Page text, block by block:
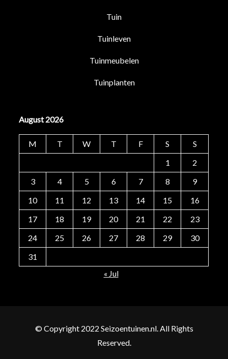
Tuin
Tuinleven
Tuinmeubelen
Tuinplanten
August 2026
M T W T F S
S
1
2
3
4 5 6 7 8
9
10
11 12 13 14 15
16
17
18 19 20 21 22
23
24
25 26 27 28 29
30
31
« Jul
© Copyright 2022 Seizoentuinen.nl. All Rights
Reserved.